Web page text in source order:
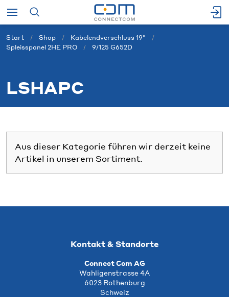
Start Shop
Kabelendverschluss 19"
Spleisspanel 2HE PRO
9/125 G652D
LSHAPC
Aus dieser Kategorie führen wir derzeit keine
Artikel in unserem Sortiment.
Kontakt & Standorte
Connect Com AG
Wahligenstrasse 4A
6023 Rothenburg
Schweiz